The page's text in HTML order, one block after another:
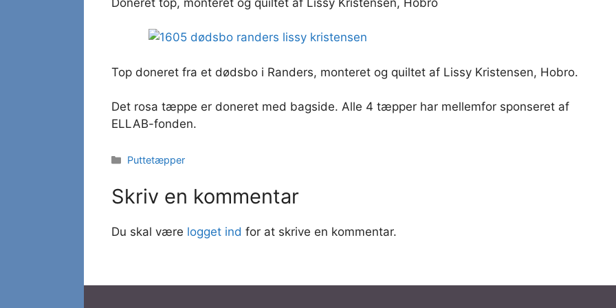
Top doneret fra et dødsbo i Randers, monteret og quiltet af Lissy Kristensen, Hobro.
Det rosa tæppe er doneret med bagside. Alle 4 tæpper har mellemfor sponseret af
ELLAB-fonden.
Kategorier
Puttetæpper
Skriv en kommentar
Du skal være logget ind for at skrive en kommentar.